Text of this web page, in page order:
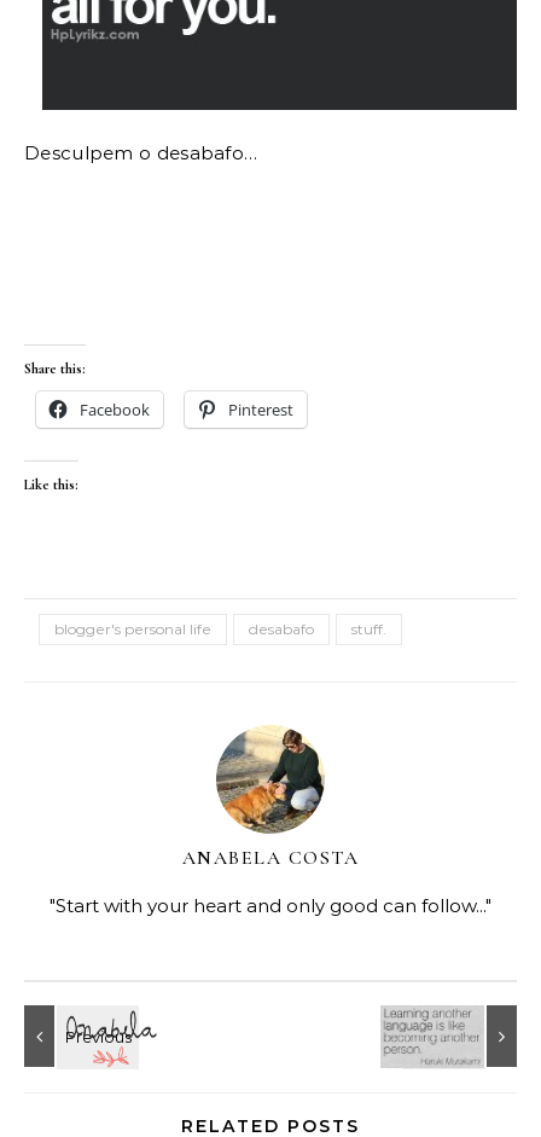
Desculpem o desabafo…
Share this:
Facebook Pinterest
Like this:
blogger's personal life desabafo stuff.
ANABELA COSTA
"Start with your heart and only good can follow..."
RELATED POSTS